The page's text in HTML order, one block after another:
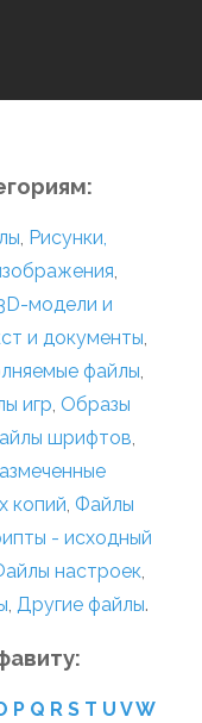
, Рисунки,
,
модели и
и документы,
файлы,
игр, Образы
шрифтов,
копий, Файлы
- исходный
настроек,
, Другие файлы.
P Q R S T U VW